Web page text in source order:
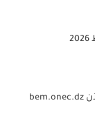
هنا موقع كشف نقاط شهادة التعليم المتوسط 2026
شهادة التعليم المتوسط احصل على نتيجتك الآن bem.onec.dz